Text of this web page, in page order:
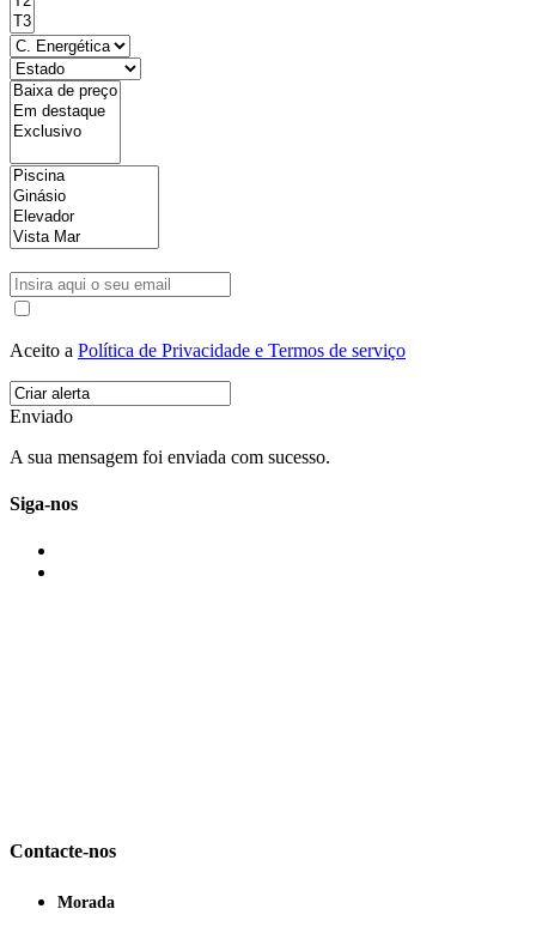
Aceito a Política de Privacidade e Termos de serviço
Enviado
A sua mensagem foi enviada com sucesso.
Siga-nos
Contacte-nos
Morada